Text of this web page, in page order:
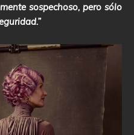
sospechoso, pero sólo